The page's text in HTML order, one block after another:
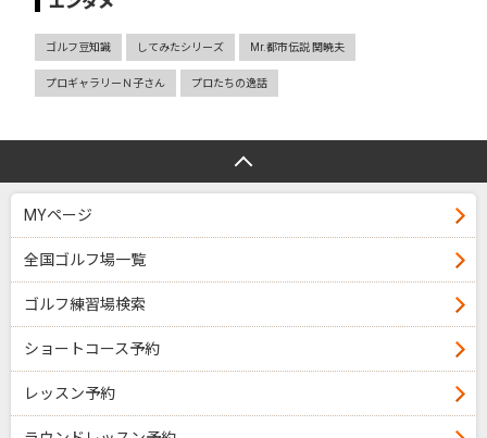
ゴルフ豆知識 してみたシリーズ Mr.都市伝説 関暁夫
プロギャラリーＮ子さん プロたちの逸話
MYページ
全国ゴルフ場一覧
ゴルフ練習場検索
ショートコース予約
レッスン予約